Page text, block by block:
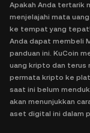
Apakah Anda tertarik
menjelajahi mata
ke tempat yang tepat!
Anda dapat membeli
panduan ini. KuCoin
uang kripto dan terus
permata kripto ke
saat ini belum
akan menunjukkan
aset digital ini dalam